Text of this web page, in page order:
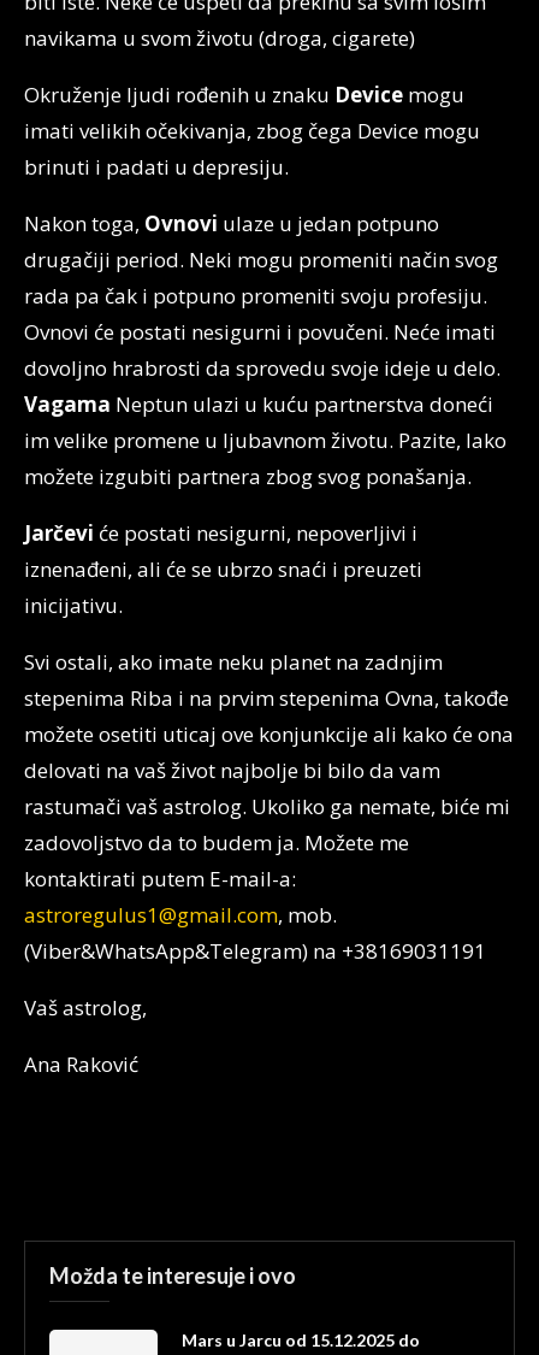
navikama u svom životu (droga, cigarete)
Okruženje ljudi rođenih u znaku Device mogu
imati velikih očekivanja, zbog čega Device mogu
brinuti i padati u depresiju.
Nakon toga, Ovnovi ulaze u jedan potpuno
drugačiji period. Neki mogu promeniti način svog
rada pa čak i potpuno promeniti svoju profesiju.
Ovnovi će postati nesigurni i povučeni. Neće imati
dovoljno hrabrosti da sprovedu svoje ideje u delo.
Vagama Neptun ulazi u kuću partnerstva doneći
im velike promene u ljubavnom životu. Pazite, lako
možete izgubiti partnera zbog svog ponašanja.
Jarčevi će postati nesigurni, nepoverljivi i
iznenađeni, ali će se ubrzo snaći i preuzeti
inicijativu.
Svi ostali, ako imate neku planet na zadnjim
stepenima Riba i na prvim stepenima Ovna, takođe
možete osetiti uticaj ove konjunkcije ali kako će ona
delovati na vaš život najbolje bi bilo da vam
rastumači vaš astrolog. Ukoliko ga nemate, biće mi
zadovoljstvo da to budem ja. Možete me
kontaktirati putem E-mail-a:
astroregulus1@gmail.com, mob.
(Viber&WhatsApp&Telegram) na +38169031191
Vaš astrolog,
Ana Raković
Možda te interesuje i ovo
Mars u Jarcu od 15.12.2025 do